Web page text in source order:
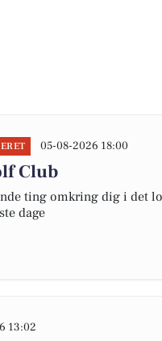
05-08-2026 18:00
Club
ting omkring dig i det
dage
13:02